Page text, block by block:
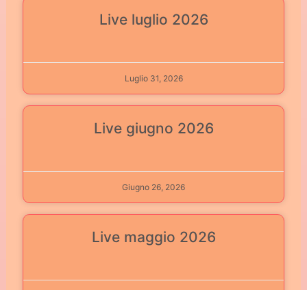
Live luglio 2026
Luglio 31, 2026
Live giugno 2026
Giugno 26, 2026
Live maggio 2026